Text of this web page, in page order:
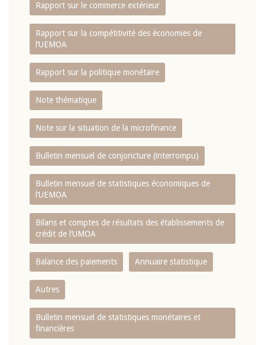
Rapport sur le commerce extérieur
Rapport sur la compétitivité des économies de
l‘UEMOA
Rapport sur la politique monétaire
Note thématique
Note sur la situation de la microfinance
Bulletin mensuel de conjoncture (interrompu)
Bulletin mensuel de statistiques économiques de
l‘UEMOA
Bilans et comptes de résultats des établissements de
crédit de l‘UMOA
Balance des paiements Annuaire statistique
Autres
Bulletin mensuel de statistiques monétaires et
financières